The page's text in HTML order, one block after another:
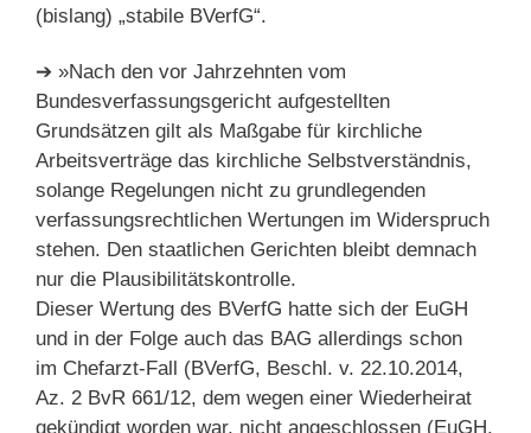
(bislang) „stabile BVerfG“.
➔ »Nach den vor Jahrzehnten vom
Bundesverfassungsgericht aufgestellten
Grundsätzen gilt als Maßgabe für kirchliche
Arbeitsverträge das kirchliche Selbstverständnis,
solange Regelungen nicht zu grundlegenden
verfassungsrechtlichen Wertungen im Widerspruch
stehen. Den staatlichen Gerichten bleibt demnach
nur die Plausibilitätskontrolle.
Dieser Wertung des BVerfG hatte sich der EuGH
und in der Folge auch das BAG allerdings schon
im Chefarzt-Fall (BVerfG, Beschl. v. 22.10.2014,
Az. 2 BvR 661/12, dem wegen einer Wiederheirat
gekündigt worden war, nicht angeschlossen (EuGH,